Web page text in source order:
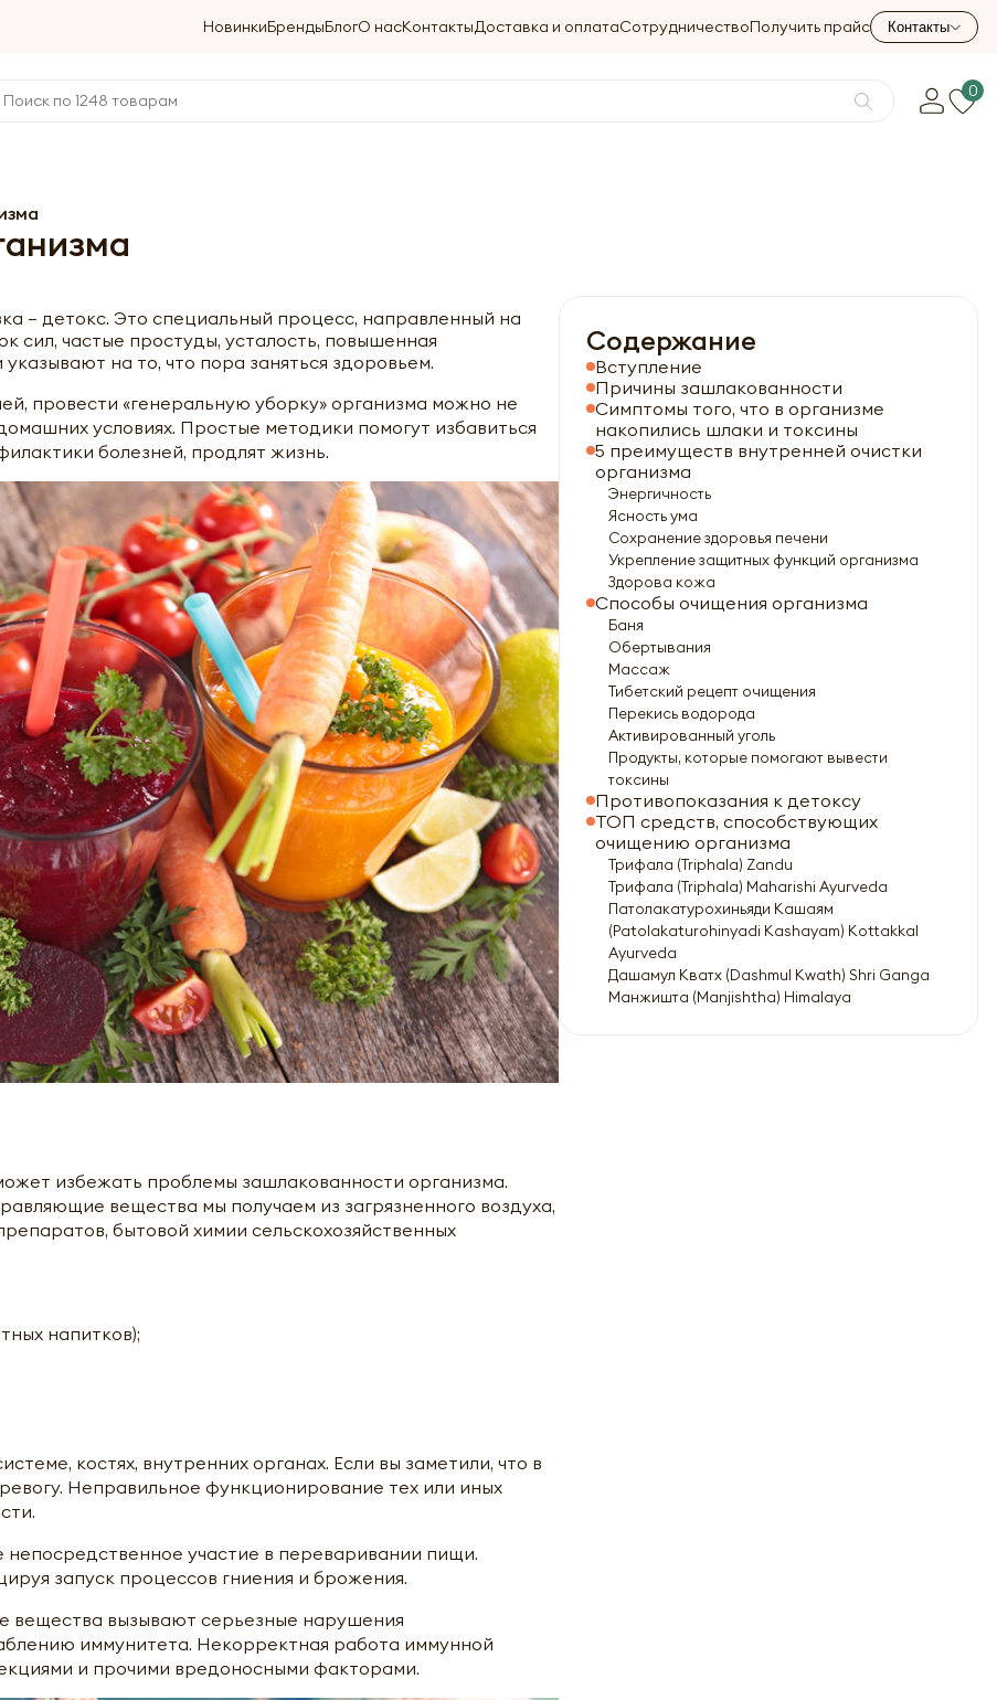
НовинкиБрендыБлогО насКонтактыДоставка и оплатаСотрудничествоПолучить прайс Контакты
0
– детокс. Это специальный процесс, направленный на
сил, частые простуды, усталость, повышенная
на то, что пора заняться здоровьем.
провести «генеральную уборку» организма можно не
условиях. Простые методики помогут избавиться
болезней, продлят жизнь.
избежать проблемы зашлакованности организма.
вещества мы получаем из загрязненного воздуха,
бытовой химии сельскохозяйственных
напитков);
костях, внутренних органах. Если вы заметили, что в
Неправильное функционирование тех или иных
участие в переваривании пищи.
запуск процессов гниения и брожения.
вещества вызывают серьезные нарушения
иммунитета. Некорректная работа иммунной
и прочими вредоносными факторами.
Содержание
Вступление
Причины зашлакованности
Симптомы того, что в организме
накопились шлаки и токсины
5 преимуществ внутренней очистки
организма
Энергичность
Ясность ума
Сохранение здоровья печени
Укрепление защитных функций организма
Здорова кожа
Способы очищения организма
Баня
Обертывания
Массаж
Тибетский рецепт очищения
Перекись водорода
Активированный уголь
Продукты, которые помогают вывести
токсины
Противопоказания к детоксу
ТОП средств, способствующих
очищению организма
Трифала (Triphala) Zandu
Трифала (Triphala) Maharishi Ayurveda
Патолакатурохиньяди Кашаям
(Patolakaturohinyadi Kashayam) Kottakkal
Ayurveda
Дашамул Кватх (Dashmul Kwath) Shri Ganga
Манжишта (Manjishtha) Himalaya